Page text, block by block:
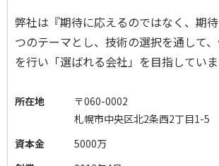
弊社は『期待に応えるのではなく、期
つのテーマとし、技術の選択を通して
を行い「選ばれる会社」を目指していま
所在地
〒060-0002
札幌市中央区北2条西2丁目1-5
資本金
5000万